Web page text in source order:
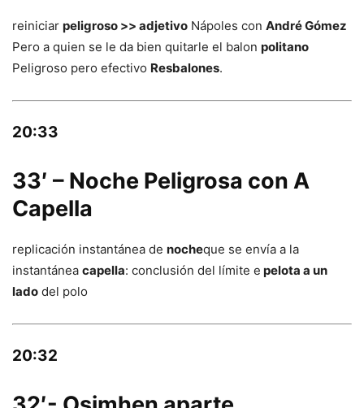
reiniciar peligroso >> adjetivo Nápoles con André Gómez
Pero a quien se le da bien quitarle el balon politano
Peligroso pero efectivo Resbalones.
20:33
33′ – Noche Peligrosa con A
Capella
replicación instantánea de nocheque se envía a la
instantánea capella: conclusión del límite e pelota a un
lado del polo
20:32